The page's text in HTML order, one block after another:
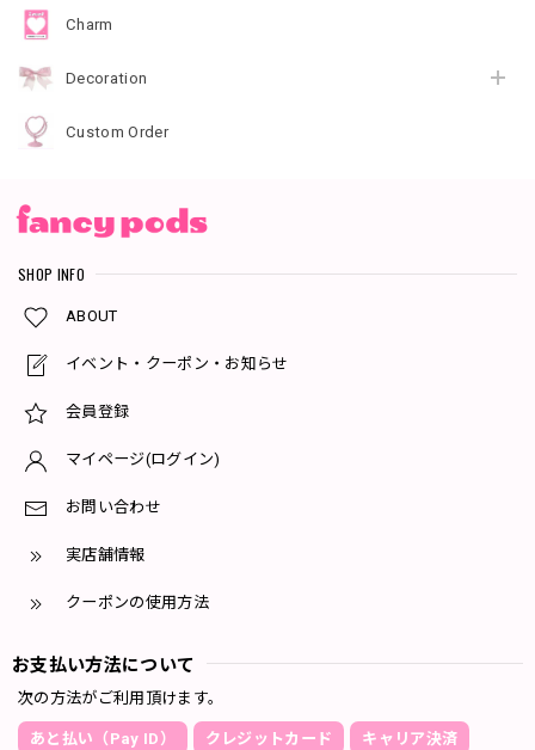
Charm
Decoration
Custom Order
SHOP INFO
ABOUT
イベント・クーポン・お知らせ
会員登録
マイページ(ログイン)
お問い合わせ
実店舗情報
クーポンの使用方法
お支払い方法について
次の方法がご利用頂けます。
あと払い（Pay ID） クレジットカード キャリア決済